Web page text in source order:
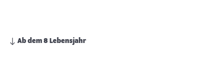
Ab dem 8 Lebensjahr